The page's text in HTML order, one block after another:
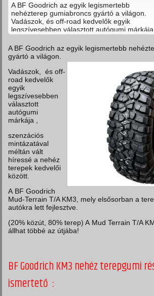
A BF Goodrich az egyik legismertebb
nehézterep gumiabroncs gyártó a világon.
Vadászok, és off-road kedvelők egyik
legszívesebben választott autógumi márkája
szenzációs mintázatával méltán vált híressé
nehéz terepek kedvelői között.
A BF Goodrich az egyik legismertebb
gyártó a világon.
Vadászok, és off-
road kedvelők
egyik
legszívesebben
választott
autógumi
márkája ,
szenzációs
mintázatával
méltán vált
híressé a nehéz
terepek kedvelői
között.
A BF Goodrich
Mud-Terrain T/A KM3, mely elsősorban a
autókra lett fejlesztve.
(20% közút, 80% terep) A Mud Terrain T/A
állhat többé az útjába!
BF Goodrich KM3 nehéz terepgumi
ismertető :